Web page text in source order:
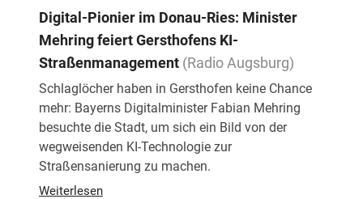
Digital-Pionier im Donau-Ries: Minister
Mehring feiert Gersthofens KI-
Straßenmanagement (Radio Augsburg)
Schlaglöcher haben in Gersthofen keine Chance
mehr: Bayerns Digitalminister Fabian Mehring
besuchte die Stadt, um sich ein Bild von der
wegweisenden KI-Technologie zur
Straßensanierung zu machen.
Weiterlesen